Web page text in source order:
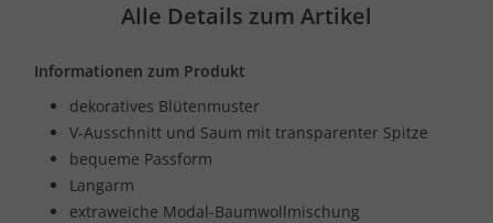
Alle Details zum Artikel
Informationen zum Produkt
dekoratives Blütenmuster
V-Ausschnitt und Saum mit transparenter Spitze
bequeme Passform
Langarm
extraweiche Modal-Baumwollmischung